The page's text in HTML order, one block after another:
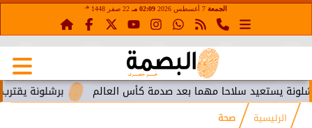
الجمعة 02:09 مـ 22 صفر 1448 هـ
برشلونة يقترب من سلاحا مهما بعد صدمة كأس العالم
الرئيسية صحة